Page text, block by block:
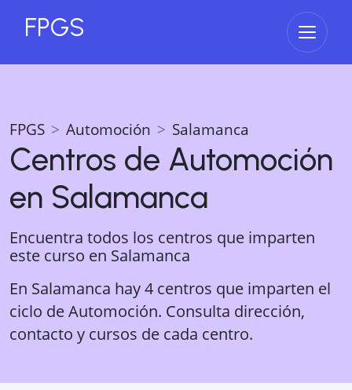
FPGS Abrir
FPGS Automoción Salamanca
Centros de Automoción
en Salamanca
Encuentra todos los centros que imparten
este curso en Salamanca
En Salamanca hay 4 centros que imparten el
ciclo de Automoción. Consulta dirección,
contacto y cursos de cada centro.